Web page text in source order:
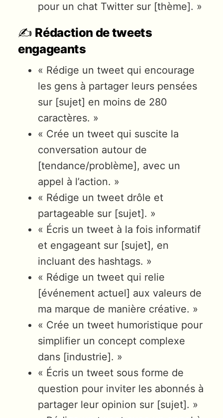
pour un chat Twitter sur [thème]. »
✍️ Rédaction de tweets
engageants
« Rédige un tweet qui encourage
les gens à partager leurs pensées
sur [sujet] en moins de 280
caractères. »
« Crée un tweet qui suscite la
conversation autour de
[tendance/problème], avec un
appel à l’action. »
« Rédige un tweet drôle et
partageable sur [sujet]. »
« Écris un tweet à la fois informatif
et engageant sur [sujet], en
incluant des hashtags. »
« Rédige un tweet qui relie
[événement actuel] aux valeurs de
ma marque de manière créative. »
« Crée un tweet humoristique pour
simplifier un concept complexe
dans [industrie]. »
« Écris un tweet sous forme de
question pour inviter les abonnés à
partager leur opinion sur [sujet]. »